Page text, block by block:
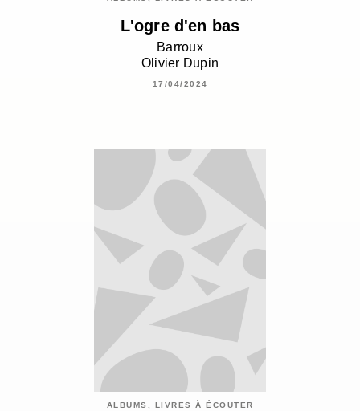
L'ogre d'en bas
Barroux
Olivier Dupin
17/04/2024
ALBUMS, LIVRES À ÉCOUTER